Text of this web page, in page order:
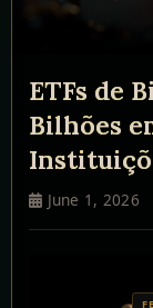
ETFs de
Bilhões
June 1, 2026